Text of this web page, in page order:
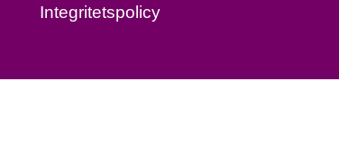
Integritetspolicy